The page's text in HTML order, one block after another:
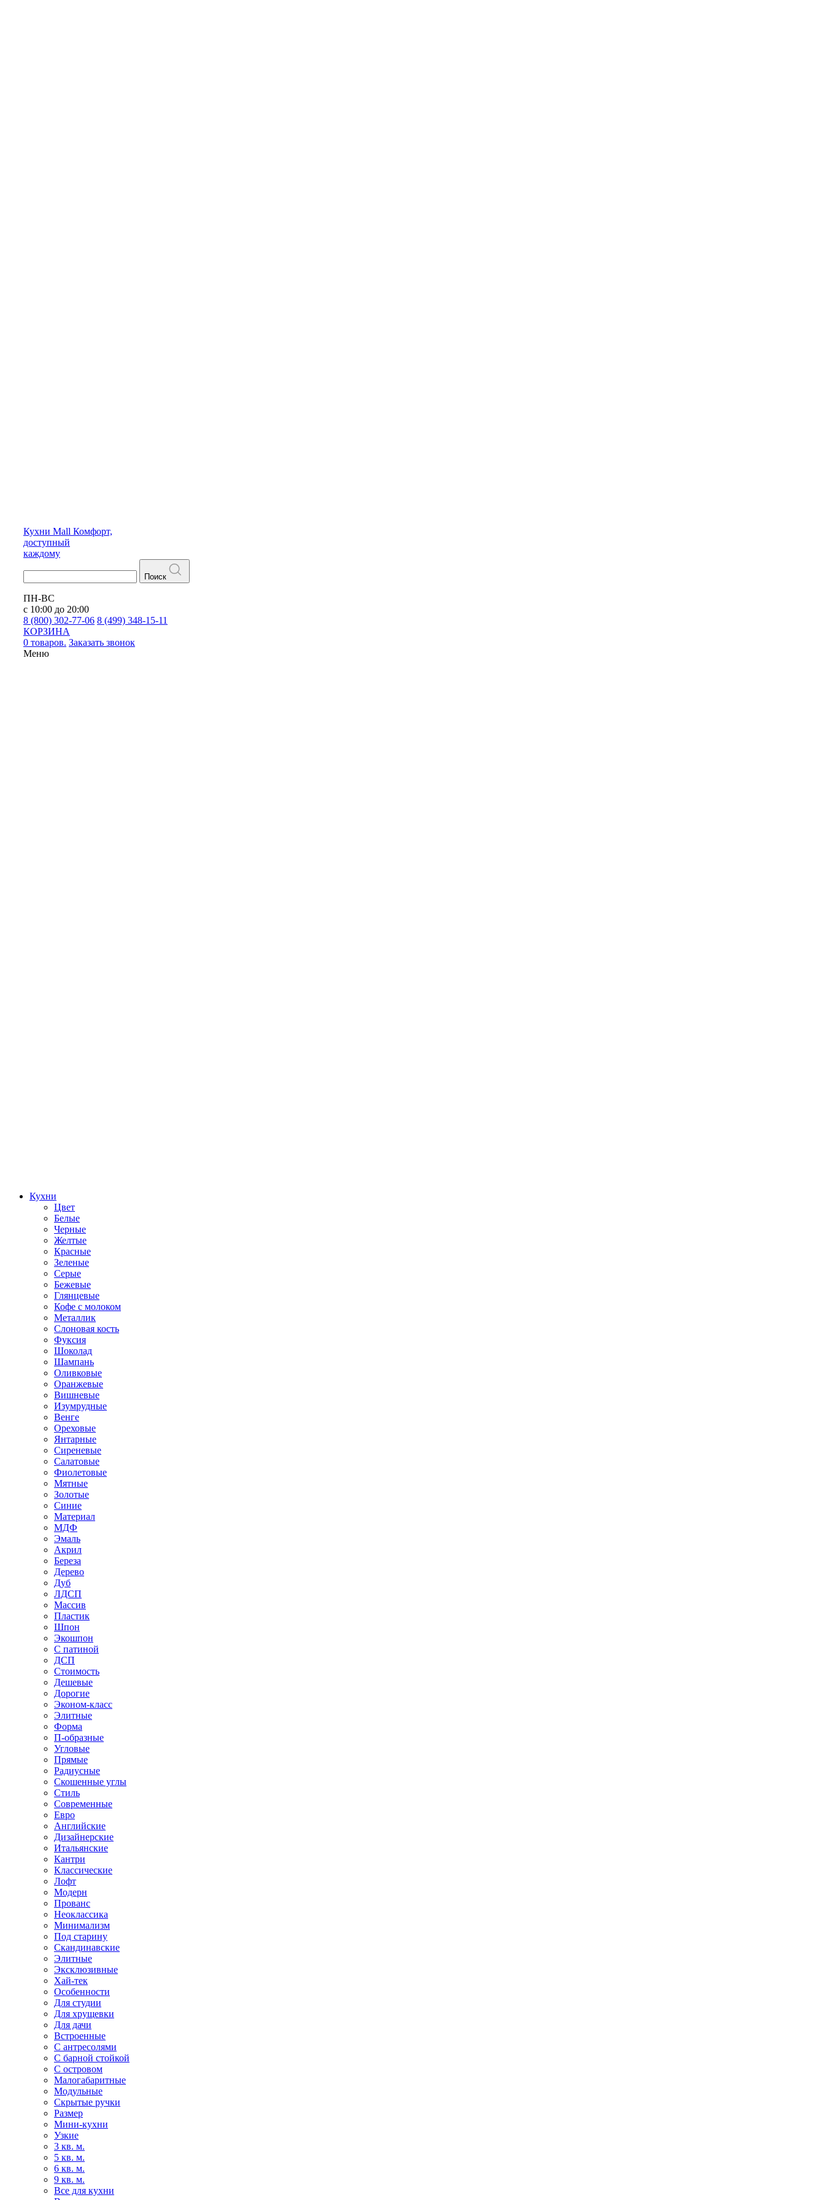
Кухни Mall Комфорт,
доступный
каждому
Поиск
ПН-ВС
с 10:00 до 20:00
8 (800) 302-77-06 8 (499) 348-15-11
КОРЗИНА
0 товаров. Заказать звонок
Меню
Кухни
Цвет
Белые
Черные
Желтые
Красные
Зеленые
Серые
Бежевые
Глянцевые
Кофе с молоком
Металлик
Слоновая кость
Фуксия
Шоколад
Шампань
Оливковые
Оранжевые
Вишневые
Изумрудные
Венге
Ореховые
Янтарные
Сиреневые
Салатовые
Фиолетовые
Мятные
Золотые
Синие
Материал
МДФ
Эмаль
Акрил
Береза
Дерево
Дуб
ЛДСП
Массив
Пластик
Шпон
Экошпон
С патиной
ДСП
Стоимость
Дешевые
Дорогие
Эконом-класс
Элитные
Форма
П-образные
Угловые
Прямые
Радиусные
Скошенные углы
Стиль
Современные
Евро
Английские
Дизайнерские
Итальянские
Кантри
Классические
Лофт
Модерн
Прованс
Неоклассика
Минимализм
Под старину
Скандинавские
Элитные
Эксклюзивные
Хай-тек
Особенности
Для студии
Для хрущевки
Для дачи
Встроенные
С антресолями
С барной стойкой
С островом
Малогабаритные
Модульные
Скрытые ручки
Размер
Мини-кухни
Узкие
3 кв. м.
5 кв. м.
6 кв. м.
9 кв. м.
Все для кухни